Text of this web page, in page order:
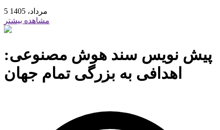
5 مرداد، 1405
مشاهده بیشتر
پیش نویس سند هوش مصنوعی:
اهدافی به بزرگی تمام جهان